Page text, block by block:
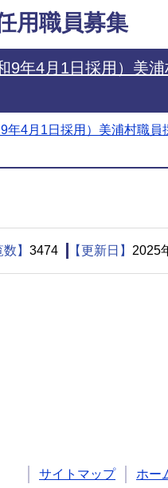
用職員募集
9年4月1日採用）美浦
年4月1日採用）美浦村職員
る
数】 3474 【更新日】 2025
サイトマップ ホー